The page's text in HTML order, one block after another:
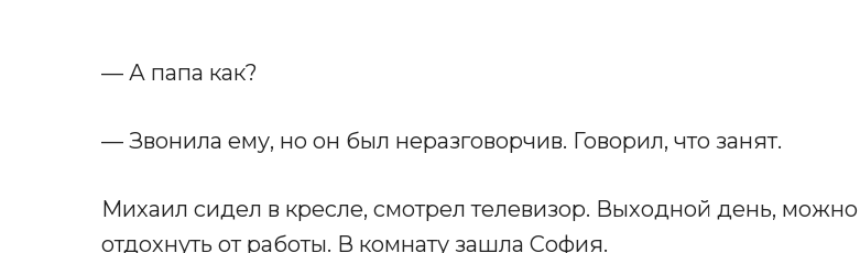
— А папа как?
— Звонила ему, но он был неразговорчив. Говорил, что занят.
Михаил сидел в кресле, смотрел телевизор. Выходной день, можно
отдохнуть от работы. В комнату зашла София.